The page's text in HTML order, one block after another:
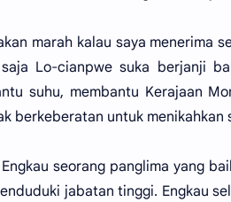
marah kalau saya menerima
Lo-cianpwe suka berjanji
suhu, membantu Kerajaan
berkeberatan untuk
seorang panglima yang
jabatan tinggi. Engkau